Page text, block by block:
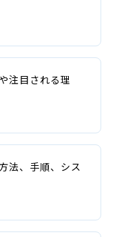
注目される理
法、手順、シス